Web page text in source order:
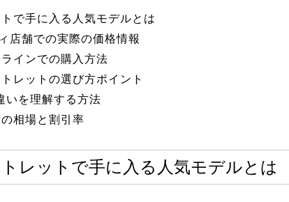
で手に入る人気モデルとは
店舗での実際の価格情報
インでの購入方法
レットの選び方ポイント
いを理解する方法
相場と割引率
レットで手に入る人気モデルとは